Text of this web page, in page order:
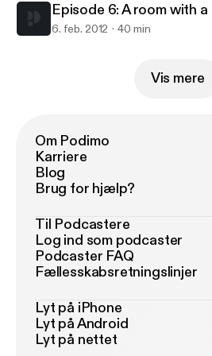
Episode 6: A room with
6. feb. 2012 40 min
Vis mere
Om Podimo
Karriere
Blog
Brug for hjælp?
Til Podcastere
Log ind som podcaster
Podcaster FAQ
Fællesskabsretningslinjer
Lyt på iPhone
Lyt på Android
Lyt på nettet